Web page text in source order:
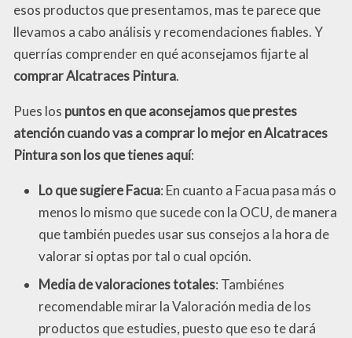
esos productos que presentamos, mas te parece que
llevamos a cabo análisis y recomendaciones fiables. Y
querrías comprender en qué aconsejamos fijarte al
comprar Alcatraces Pintura.
Pues los puntos en que aconsejamos que prestes
atención cuando vas a comprar lo mejor en Alcatraces
Pintura son los que tienes aquí:
Lo que sugiere Facua: En cuanto a Facua pasa más o
menos lo mismo que sucede con la OCU, de manera
que también puedes usar sus consejos a la hora de
valorar si optas por tal o cual opción.
Media de valoraciones totales: Tambiénes
recomendable mirar la Valoración media de los
productos que estudies, puesto que eso te dará